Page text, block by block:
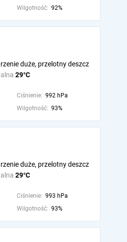
Wilgotność: 92%
29°C
duże, przelotny deszcz
Ciśnienie: 992 hPa
Wilgotność: 93%
29°C
duże, przelotny deszcz
Ciśnienie: 993 hPa
Wilgotność: 93%